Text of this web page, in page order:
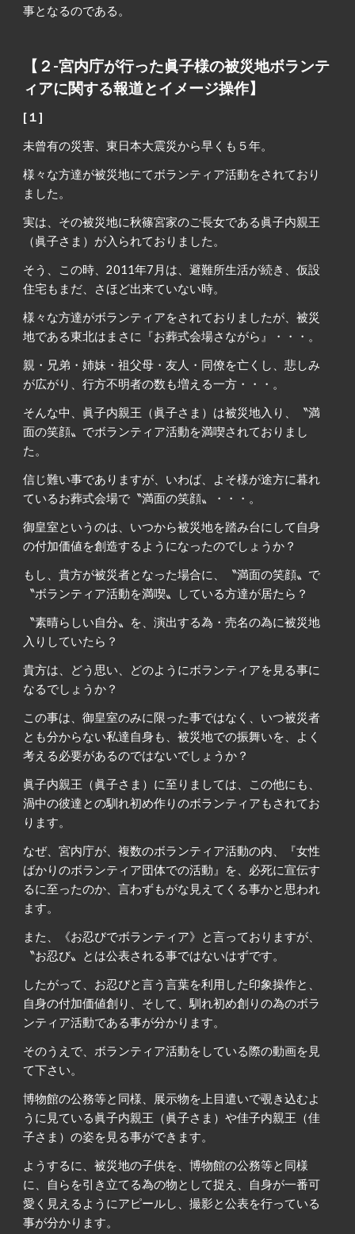
事となるのである。
【２-宮内庁が行った眞子様の被災地ボランテ
ィアに関する報道とイメージ操作】
[１]
未曾有の災害、東日本大震災から早くも５年。
様々な方達が被災地にてボランティア活動をされており
ました。
実は、その被災地に秋篠宮家のご長女である眞子内親王
（眞子さま）が入られておりました。
そう、この時、2011年7月は、避難所生活が続き、仮設
住宅もまだ、さほど出来ていない時。
様々な方達がボランティアをされておりましたが、被災
地である東北はまさに『お葬式会場さながら』・・・。
親・兄弟・姉妹・祖父母・友人・同僚を亡くし、悲しみ
が広がり、行方不明者の数も増える一方・・・。
そんな中、眞子内親王（眞子さま）は被災地入り、〝満
面の笑顔〟でボランティア活動を満喫されておりまし
た。
信じ難い事でありますが、いわば、よそ様が途方に暮れ
ているお葬式会場で〝満面の笑顔〟・・・。
御皇室というのは、いつから被災地を踏み台にして自身
の付加価値を創造するようになったのでしょうか？
もし、貴方が被災者となった場合に、〝満面の笑顔〟で
〝ボランティア活動を満喫〟している方達が居たら？
〝素晴らしい自分〟を、演出する為・売名の為に被災地
入りしていたら？
貴方は、どう思い、どのようにボランティアを見る事に
なるでしょうか？
この事は、御皇室のみに限った事ではなく、いつ被災者
とも分からない私達自身も、被災地での振舞いを、よく
考える必要があるのではないでしょうか？
眞子内親王（眞子さま）に至りましては、この他にも、
渦中の彼達との馴れ初め作りのボランティアもされてお
ります。
なぜ、宮内庁が、複数のボランティア活動の内、『女性
ばかりのボランティア団体での活動』を、必死に宣伝す
るに至ったのか、言わずもがな見えてくる事かと思われ
ます。
また、《お忍びでボランティア》と言っておりますが、
〝お忍び〟とは公表される事ではないはずです。
したがって、お忍びと言う言葉を利用した印象操作と、
自身の付加価値創り、そして、馴れ初め創りの為のボラ
ンティア活動である事が分かります。
そのうえで、ボランティア活動をしている際の動画を見
て下さい。
博物館の公務等と同様、展示物を上目遣いで覗き込むよ
うに見ている眞子内親王（眞子さま）や佳子内親王（佳
子さま）の姿を見る事ができます。
ようするに、被災地の子供を、博物館の公務等と同様
に、自らを引き立てる為の物として捉え、自身が一番可
愛く見えるようにアピールし、撮影と公表を行っている
事が分かります。